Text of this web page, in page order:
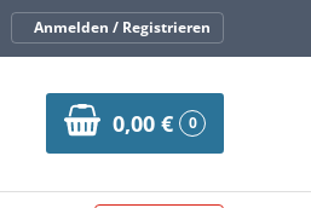
Anmelden / Registrieren
0,00 € 0